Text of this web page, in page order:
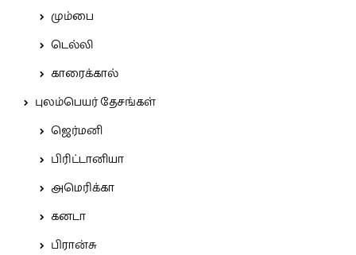
மும்பை
டெல்லி
காரைக்கால்
புலம்பெயர் தேசங்கள்
ஜெர்மனி
பிரிட்டானியா
அமெரிக்கா
கனடா
பிரான்சு